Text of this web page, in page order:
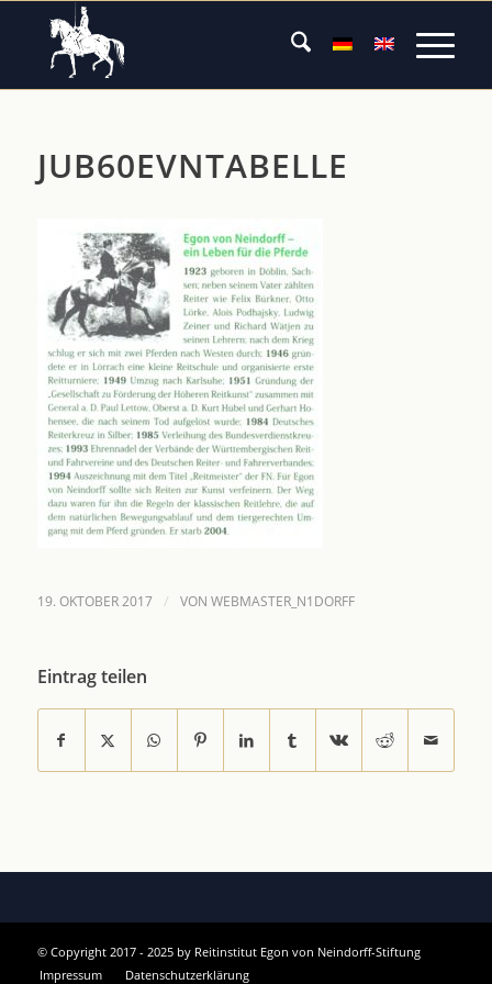
JUB60EVNTABELLE
19. OKTOBER 2017 / VON WEBMASTER_N1DORFF
Eintrag teilen
© Copyright 2017 - 2025 by Reitinstitut Egon von Neindorff-Stiftung
Impressum
Datenschutzerklärung